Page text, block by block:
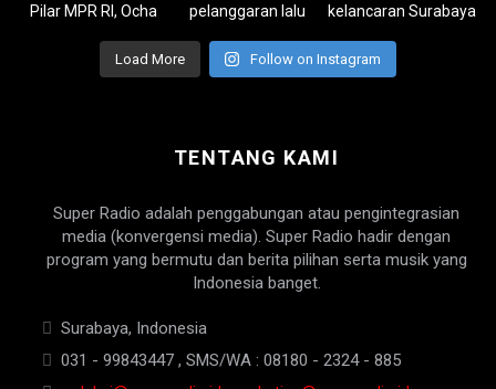
Load More Follow on Instagram
TENTANG KAMI
Super Radio adalah penggabungan atau pengintegrasian
media (konvergensi media). Super Radio hadir dengan
program yang bermutu dan berita pilihan serta musik yang
Indonesia banget.
Surabaya, Indonesia
031 - 99843447 , SMS/WA : 08180 - 2324 - 885